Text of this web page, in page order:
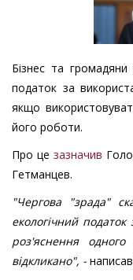
Бізнес та
податок за
якщо
його роботи.
Про це зазначив
Гетманцев.
"Чергова "зрада"
екологічний
роз'яснення
відкликано", -